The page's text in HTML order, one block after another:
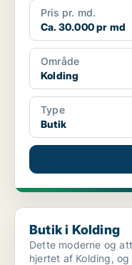
Pris pr. md.
Ca. 30.000 pr md
Område
Kolding
Type
Butik
Butik i Kolding
Butik i Kolding
Dette moderne og
hjertet af Kolding,